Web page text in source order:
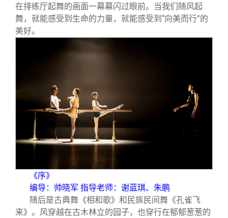
在排练厅起舞的画面一幕幕闪过眼前。当我们随风起
舞，就能感受到生命的力量，就能感受到“向美而行”的
美好。
《序》
编导：帅晓军 指导老师：谢蓝琪、朱鹏
随后是古典舞《相和歌》和民族民间舞《孔雀飞
来》。风穿越在古木林立的园子，也穿行在郁郁葱葱的